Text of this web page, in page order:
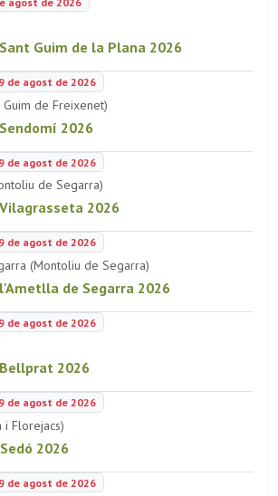
Guim de la Plana 2026
de agost de 2026
Guim de Freixenet)
2026
de agost de 2026
de Segarra)
2026
de agost de 2026
(Montoliu de Segarra)
de Segarra 2026
de agost de 2026
2026
de agost de 2026
Florejacs)
2026
de agost de 2026